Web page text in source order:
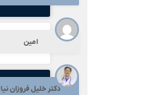
امین
دکتر خلیل فروزان نیا